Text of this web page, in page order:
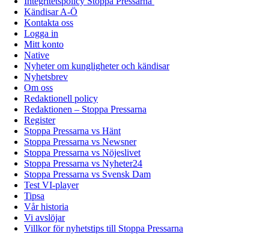
Kändisar A-Ö
Kontakta oss
Logga in
Mitt konto
Native
Nyheter om kungligheter och kändisar
Nyhetsbrev
Om oss
Redaktionell policy
Redaktionen – Stoppa Pressarna
Register
Stoppa Pressarna vs Hänt
Stoppa Pressarna vs Newsner
Stoppa Pressarna vs Nöjeslivet
Stoppa Pressarna vs Nyheter24
Stoppa Pressarna vs Svensk Dam
Test VI-player
Tipsa
Vår historia
Vi avslöjar
Villkor för nyhetstips till Stoppa Pressarna